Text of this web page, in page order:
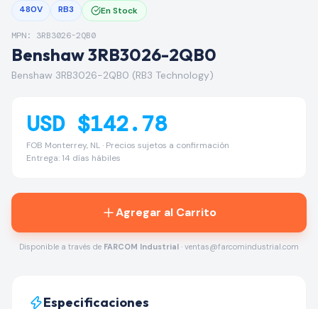
480V RB3 En Stock
MPN: 3RB3026-2QB0
Benshaw 3RB3026-2QB0
Benshaw 3RB3026-2QB0 (RB3 Technology)
USD $142.78
FOB Monterrey, NL · Precios sujetos a confirmación
Entrega: 14 días hábiles
Agregar al Carrito
Disponible a través de FARCOM Industrial · ventas@farcomindustrial.com
Especificaciones